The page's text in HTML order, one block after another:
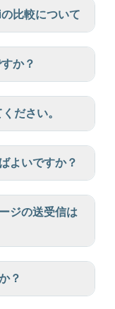
比較について
か？
ださい。
よいですか？
ジの送受信は
？